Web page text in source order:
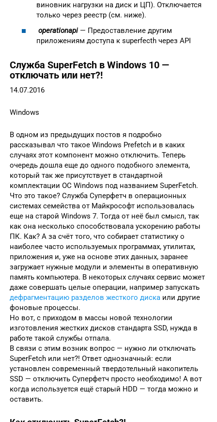
виновник нагрузки на диск и ЦП). Отключается
только через реестр (см. ниже).
operationapi — Предоставление другим
приложениям доступа к superfecth через API
Служба SuperFetch в Windows 10 —
отключать или нет?!
14.07.2016
Windows
В одном из предыдущих постов я подробно
рассказывал что такое Windows Prefetch и в каких
случаях этот компонент можно отключить. Теперь
очередь дошла еще до одного подобного элемента,
который так же присутствует в стандартной
комплектации ОС Windows под названием SuperFetch.
Что это такое? Служба Суперфетч в операционных
системах семейства от Майкрософт использовалась
еще на старой Windows 7. Тогда от неё был смысл, так
как она несколько способствовала ускорению работы
ПК. Как? А за счёт того, что собирает статистику о
наиболее часто используемых программах, утилитах,
приложения и, уже на основе этих данных, заранее
загружает нужные модули и элементы в оперативную
память компьютера. В некоторых случаях сервис может
даже совершать целые операции, например запускать
дефрагментацию разделов жесткого диска или другие
фоновые процессы.
Но вот, с приходом в массы новой технологии
изготовления жестких дисков стандарта SSD, нужда в
работе такой службы отпала.
В связи с этим возник вопрос — нужно ли отключать
SuperFetch или нет?! Ответ однозначный: если
установлен современный твердотельный накопитель
SSD — отключить Суперфетч просто необходимо! А вот
когда используется ещё старый HDD — тогда можно и
оставить.